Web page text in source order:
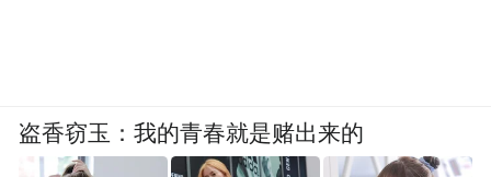
盗香窃玉：我的青春就是赌出来的